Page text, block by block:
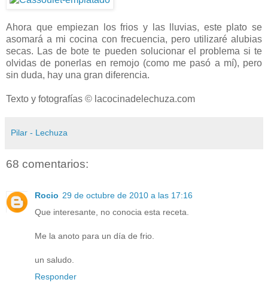
Ahora que empiezan los frios y las lluvias, este plato se
asomará a mi cocina con frecuencia, pero utilizaré alubias
secas. Las de bote te pueden solucionar el problema si te
olvidas de ponerlas en remojo (como me pasó a mí), pero
sin duda, hay una gran diferencia.
Texto y fotografías © lacocinadelechuza.com
Pilar - Lechuza
68 comentarios:
Rocio 29 de octubre de 2010 a las 17:16
Que interesante, no conocia esta receta.
Me la anoto para un día de frio.
un saludo.
Responder